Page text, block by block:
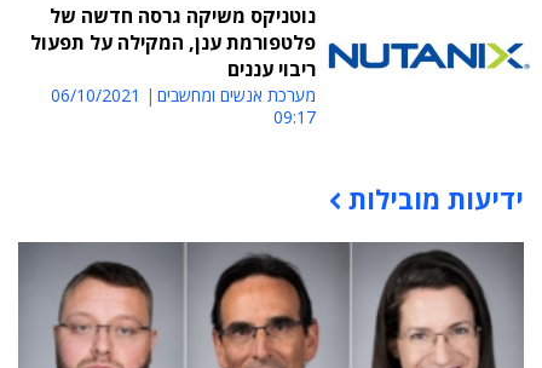
נוטניקס משיקה גרסה חדשה של
פלטפורמת ענן, המקילה על תפעול
ריבוי עננים
מערכת אנשים ומחשבים
06/10/2021
09:17
תוכן פרסומי
ידיעות מובילות